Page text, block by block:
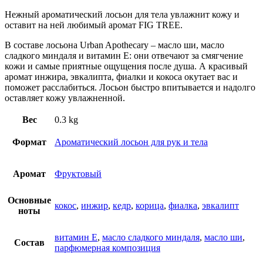
Нежный ароматический лосьон для тела увлажнит кожу и
оставит на ней любимый аромат FIG TREE.
В составе лосьона Urban Apothecary – масло ши, масло
сладкого миндаля и витамин Е: они отвечают за смягчение
кожи и самые приятные ощущения после душа. А красивый
аромат инжира, эвкалипта, фиалки и кокоса окутает вас и
поможет расслабиться. Лосьон быстро впитывается и надолго
оставляет кожу увлажненной.
Вес 0.3 kg
Формат Ароматический лосьон для рук и тела
Аромат Фруктовый
Основные
ноты
кокос, инжир, кедр, корица, фиалка, эвкалипт
Состав
витамин E, масло сладкого миндаля, масло ши,
парфюмерная композиция